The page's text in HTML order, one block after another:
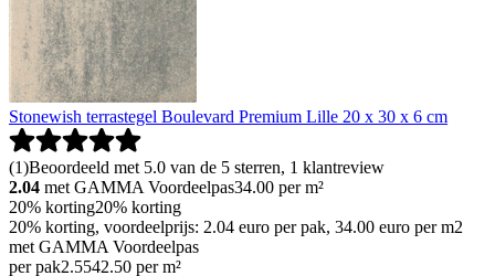
Stonewish terrastegel Boulevard Premium Lille 20 x 30 x 6 cm
(1)Beoordeeld met 5.0 van de 5 sterren, 1 klantreview
2.04 met GAMMA Voordeelpas34.00 per m²
20% korting20% korting
20% korting, voordeelprijs: 2.04 euro per pak, 34.00 euro per m2
met GAMMA Voordeelpas
per pak2.5542.50 per m²